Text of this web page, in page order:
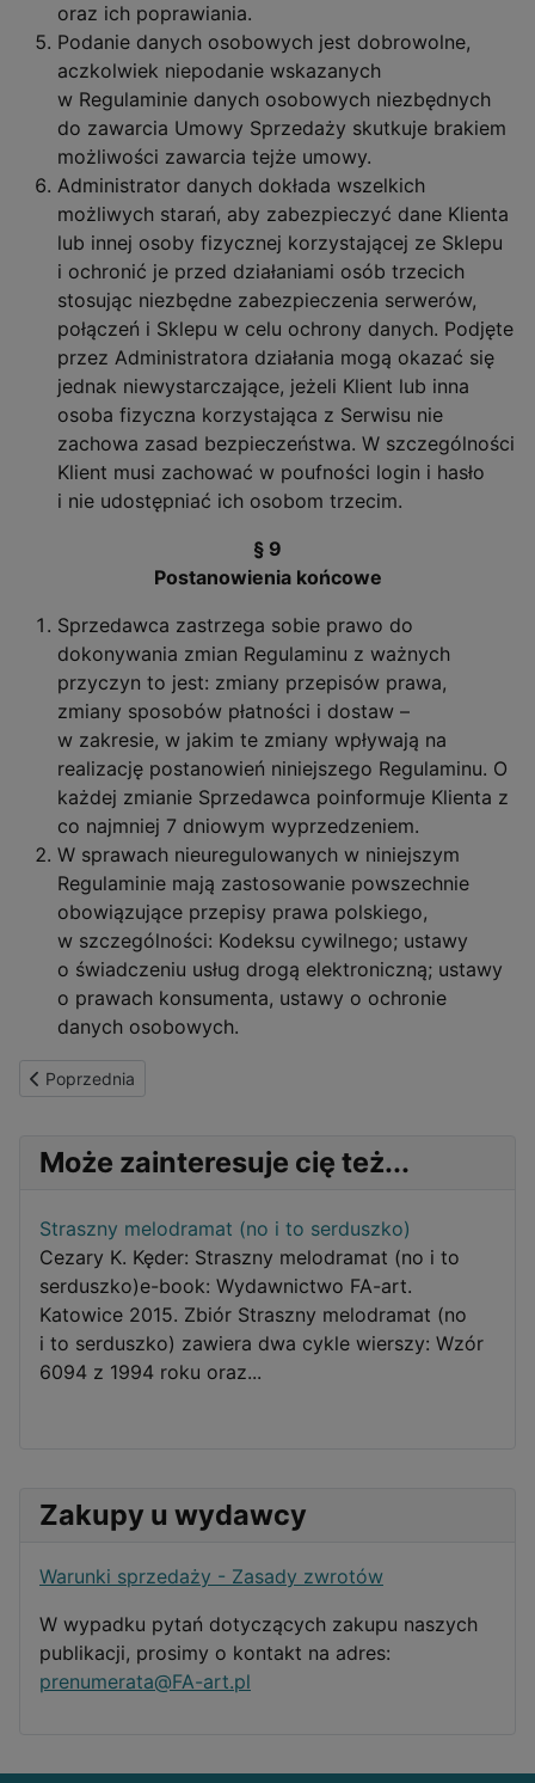
Zakupy u wydawcy
Warunki sprzedaży - Zasady zwrotów
W wypadku pytań dotyczących zakupu naszych
publikacji, prosimy o kontakt na adres:
prenumerata@FA-art.pl
oraz ich poprawiania.
Podanie danych osobowych jest dobrowolne,
aczkolwiek niepodanie wskazanych
w Regulaminie danych osobowych niezbędnych
do zawarcia Umowy Sprzedaży skutkuje brakiem
możliwości zawarcia tejże umowy.
Administrator danych dokłada wszelkich
możliwych starań, aby zabezpieczyć dane Klienta
lub innej osoby fizycznej korzystającej ze Sklepu
i ochronić je przed działaniami osób trzecich
stosując niezbędne zabezpieczenia serwerów,
połączeń i Sklepu w celu ochrony danych. Podjęte
przez Administratora działania mogą okazać się
jednak niewystarczające, jeżeli Klient lub inna
osoba fizyczna korzystająca z Serwisu nie
zachowa zasad bezpieczeństwa. W szczególności
Klient musi zachować w poufności login i hasło
i nie udostępniać ich osobom trzecim.
§ 9
Postanowienia końcowe
Sprzedawca zastrzega sobie prawo do
dokonywania zmian Regulaminu z ważnych
przyczyn to jest: zmiany przepisów prawa,
zmiany sposobów płatności i dostaw –
w zakresie, w jakim te zmiany wpływają na
realizację postanowień niniejszego Regulaminu. O
każdej zmianie Sprzedawca poinformuje Klienta z
co najmniej 7 dniowym wyprzedzeniem.
W sprawach nieuregulowanych w niniejszym
Regulaminie mają zastosowanie powszechnie
obowiązujące przepisy prawa polskiego,
w szczególności: Kodeksu cywilnego; ustawy
o świadczeniu usług drogą elektroniczną; ustawy
o prawach konsumenta, ustawy o ochronie
danych osobowych.
Poprzednia strona: Informacje o ciasteczkach (cookies)
Poprzednia
Może zainteresuje cię też...
Straszny melodramat (no i to serduszko)
Cezary K. Kęder: Straszny melodramat (no i to
serduszko)e-book: Wydawnictwo FA-art.
Katowice 2015. Zbiór Straszny melodramat (no
i to serduszko) zawiera dwa cykle wierszy: Wzór
6094 z 1994 roku oraz...